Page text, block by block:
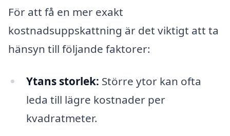
För att få en mer exakt
kostnadsuppskattning är det viktigt att ta
hänsyn till följande faktorer:
Ytans storlek: Större ytor kan ofta
leda till lägre kostnader per
kvadratmeter.